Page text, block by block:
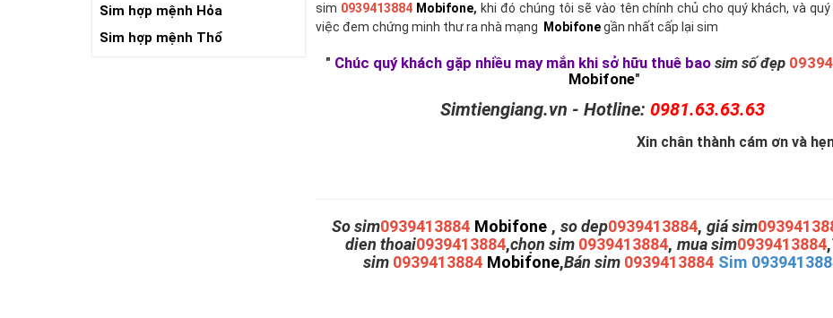
Sim hợp mệnh Hỏa
Sim hợp mệnh Thổ
sim 0939413884 Mobifone, khi đó chúng tôi sẽ vào tên chính chủ cho quý khách, và
việc đem chứng minh thư ra nhà mạng
Mobifonegần nhất cấp lại sim
" Chúc quý khách gặp nhiều may mắn khi sở hữu thuê baosim số đẹp
Mobifone"
Simtiengiang.vn - Hotline: 0981.63.63.63
Xin chân thành cám ơn và
So sim0939413884 Mobifone , so dep0939413884, giá sim
dien thoai0939413884,chọn sim 0939413884,mua sim0939413884,
sim 0939413884 Mobifone,Bán sim 0939413884 Sim